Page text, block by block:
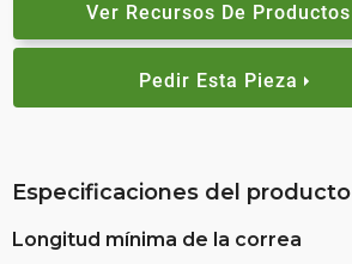
Ver Recursos De Productos
Pedir Esta Pieza
Especificaciones del producto
Longitud mínima de la correa